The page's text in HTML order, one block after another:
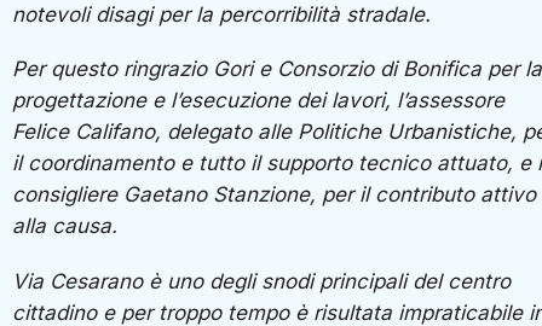
notevoli disagi per la percorribilità stradale.
Per questo ringrazio Gori e Consorzio di Bonifica per la
progettazione e l’esecuzione dei lavori, l’assessore
Felice Califano, delegato alle Politiche Urbanistiche,
il coordinamento e tutto il supporto tecnico attuato, e
consigliere Gaetano Stanzione, per il contributo attivo
alla causa.
Via Cesarano è uno degli snodi principali del centro
cittadino e per troppo tempo è risultata impraticabile